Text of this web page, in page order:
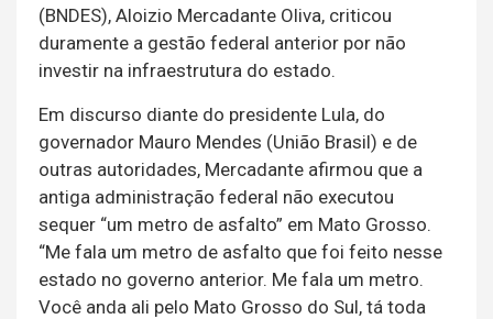
(BNDES), Aloizio Mercadante Oliva, criticou
duramente a gestão federal anterior por não
investir na infraestrutura do estado.
Em discurso diante do presidente Lula, do
governador Mauro Mendes (União Brasil) e de
outras autoridades, Mercadante afirmou que a
antiga administração federal não executou
sequer “um metro de asfalto” em Mato Grosso.
“Me fala um metro de asfalto que foi feito nesse
estado no governo anterior. Me fala um metro.
Você anda ali pelo Mato Grosso do Sul, tá toda